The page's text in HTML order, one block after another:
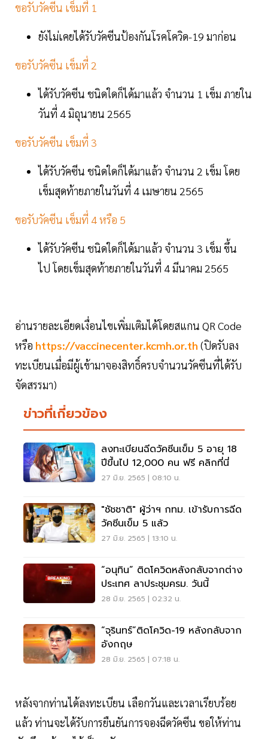
ขอรับวัคซีน เข็มที่ 1
ยังไม่เคยได้รับวัคซีนป้องกันโรคโควิด-19 มาก่อน
ขอรับวัคซีน เข็มที่ 2
ได้รับวัคซีน ชนิดใดก็ได้มาแล้ว จำนวน 1 เข็ม ภายใน
วันที่ 4 มิถุนายน 2565
ขอรับวัคซีน เข็มที่ 3
ได้รับวัคซีน ชนิดใดก็ได้มาแล้ว จำนวน 2 เข็ม โดย
เข็มสุดท้ายภายในวันที่ 4 เมษายน 2565
ขอรับวัคซีน เข็มที่ 4 หรือ 5
ได้รับวัคซีน ชนิดใดก็ได้มาแล้ว จำนวน 3 เข็ม ขึ้น
ไป โดยเข็มสุดท้ายภายในวันที่ 4 มีนาคม 2565
อ่านรายละเอียดเงื่อนไขเพิ่มเติมได้โดยสแกน QR Code
หรือ https://vaccinecenter.kcmh.or.th (ปิดรับลง
ทะเบียนเมื่อมีผู้เข้ามาจองสิทธิ์ครบจำนวนวัคซีนที่ได้รับ
จัดสรรมา)
ข่าวที่เกี่ยวข้อง
ลงทะเบียนฉีดวัคซีนเข็ม 5 อายุ 18
ปีขึ้นไป 12,000 คน ฟรี คลิกที่นี่
27 มิ.ย. 2565 | 08:10 น.
"ชัชชาติ" ผู้ว่าฯ กทม. เข้ารับการฉีด
วัคซีนเข็ม 5 แล้ว
27 มิ.ย. 2565 | 13:10 น.
“อนุทิน” ติดโควิดหลังกลับจากต่าง
ประเทศ ลาประชุมครม. วันนี้
28 มิ.ย. 2565 | 02:32 น.
“จุรินทร์”ติดโควิด-19 หลังกลับจาก
อังกฤษ
28 มิ.ย. 2565 | 07:18 น.
หลังจากท่านได้ลงทะเบียน เลือกวันและเวลาเรียบร้อย
แล้ว ท่านจะได้รับการยืนยันการจองฉีดวัคซีน ขอให้ท่าน